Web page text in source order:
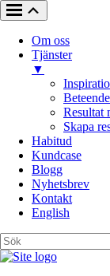
Om oss
Tjänster
▼
Resultat
Skapa
Habitud
Kundcase
Blogg
Nyhetsbrev
Kontakt
English